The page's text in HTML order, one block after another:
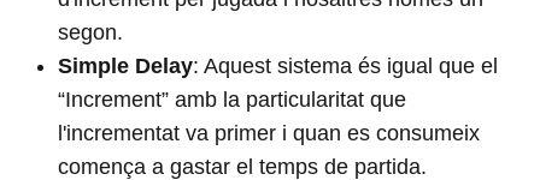
segon.
Simple Delay: Aquest sistema és igual que el
“Increment” amb la particularitat que
l'incrementat va primer i quan es consumeix
comença a gastar el temps de partida.